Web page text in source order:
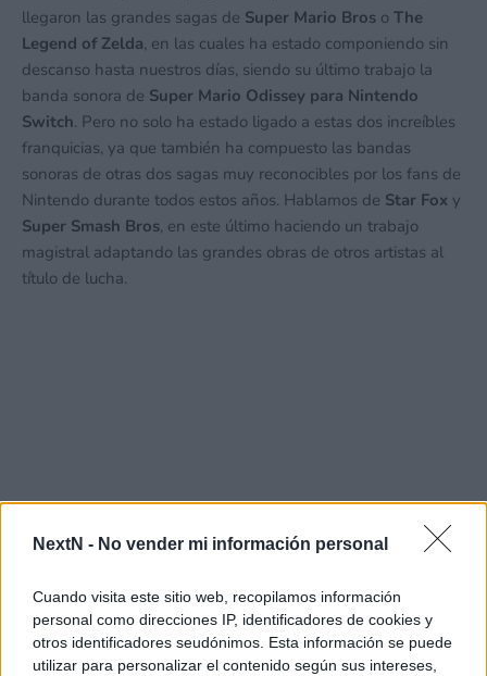
NextN - No vender mi información personal
Cuando visita este sitio web, recopilamos información
personal como direcciones IP, identificadores de cookies y
otros identificadores seudónimos. Esta información se puede
utilizar para personalizar el contenido según sus intereses,
llegaron las grandes sagas de Super Mario Bros o The
Legend of Zelda, en las cuales ha estado componiendo sin
descanso hasta nuestros días, siendo su último trabajo la
banda sonora de Super Mario Odissey para Nintendo
Switch. Pero no solo ha estado ligado a estas dos increíbles
franquicias, ya que también ha compuesto las bandas
sonoras de otras dos sagas muy reconocibles por los fans de
Nintendo durante todos estos años. Hablamos de Star Fox y
Super Smash Bros, en este último haciendo un trabajo
magistral adaptando las grandes obras de otros artistas al
título de lucha.